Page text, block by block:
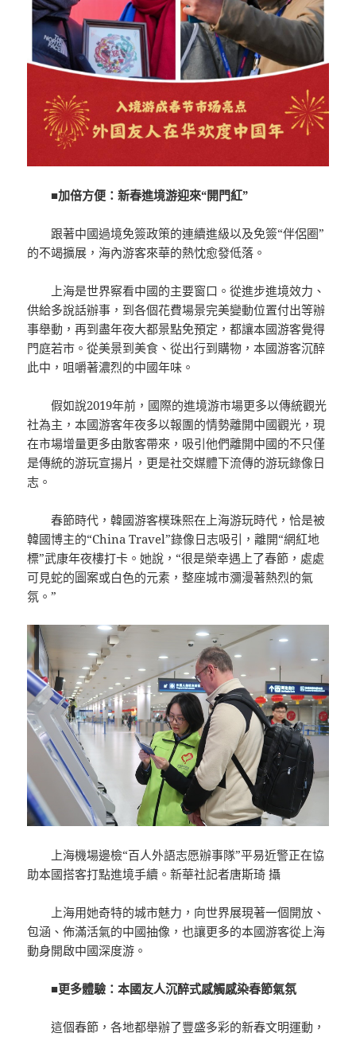
■加倍方便：新春進境游迎來“開門紅”
跟著中國過境免簽政策的連續進級以及免簽“伴侶圈”
的不竭擴展，海內游客來華的熱忱愈發低落。
上海是世界察看中國的主要窗口。從進步進境效力、
供給多說話辦事，到各個花費場景完美變動位置付出等辦
事舉動，再到盡年夜大都景點免預定，都讓本國游客覺得
門庭若市。從美景到美食、從出行到購物，本國游客沉醉
此中，咀嚼著濃烈的中國年味。
假如說2019年前，國際的進境游市場更多以傳統觀光
社為主，本國游客年夜多以報團的情勢離開中國觀光，現
在市場增量更多由散客帶來，吸引他們離開中國的不只僅
是傳統的游玩宣揚片，更是社交媒體下流傳的游玩錄像日
志。
春節時代，韓國游客樸珠熙在上海游玩時代，恰是被
韓國博主的“China Travel”錄像日志吸引，離開“網紅地
標”武康年夜樓打卡。她說，“很是榮幸遇上了春節，處處
可見蛇的圖案或白色的元素，整座城市瀰漫著熱烈的氣
氛。”
上海機場邊檢“百人外語志愿辦事隊”平易近警正在協
助本國搭客打點進境手續。新華社記者唐斯琦 攝
上海用她奇特的城市魅力，向世界展現著一個開放、
包涵、佈滿活氣的中國抽像，也讓更多的本國游客從上海
動身開啟中國深度游。
■更多體驗：本國友人沉醉式感觸感染春節氣氛
這個春節，各地都舉辦了豐盛多彩的新春文明運動，